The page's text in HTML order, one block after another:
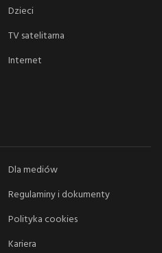
Dzieci
TV satelitarna
Internet
Dla mediów
Regulaminy i dokumenty
Polityka cookies
Kariera